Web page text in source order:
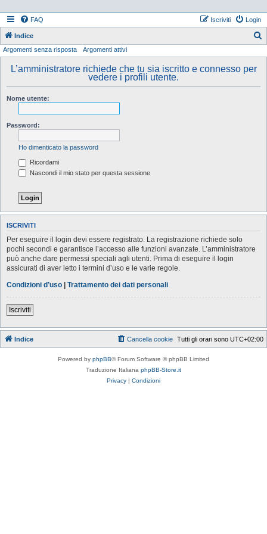
FAQ Login
Iscriviti
Indice
Argomenti senza risposta Argomenti attivi
L’amministratore richiede che tu sia iscritto e connesso per
vedere i profili utente.
Nome utente:
Password:
Ho dimenticato la password
Ricordami
Nascondi il mio stato per questa sessione
ISCRIVITI
Per eseguire il login devi essere registrato. La registrazione richiede solo
pochi secondi e garantisce l’accesso alle funzioni avanzate. L’amministratore
può anche dare permessi speciali agli utenti. Prima di eseguire il login
assicurati di aver letto i termini d’uso e le varie regole.
Condizioni d’uso | Trattamento dei dati personali
Iscriviti
Indice Tutti gli orari sono UTC+02:00
Cancella cookie
Powered by phpBB® Forum Software © phpBB Limited
Traduzione Italiana phpBB-Store.it
Privacy | Condizioni